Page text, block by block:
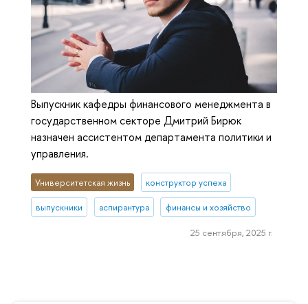
Выпускник кафедры финансового менеджмента в
государственном секторе Дмитрий Бирюк
назначен ассистентом департамента политики и
управления.
Университетская жизнь конструктор успеха
выпускники аспирантура финансы и хозяйство
25 сентября, 2025 г.